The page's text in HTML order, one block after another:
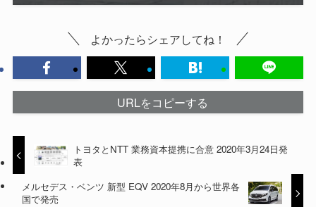
よかったらシェアしてね！
URLをコピーする
トヨタとNTT 業務資本提携に合意 2020年3月24日発
表
メルセデス・ベンツ 新型 EQV 2020年8月から世界各
国で発売